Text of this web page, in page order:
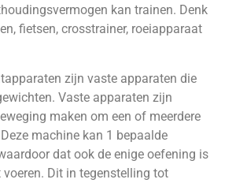
kan trainen. Denk
fietsen, crosstrainer, roeiapparaat
zijn vaste apparaten die
Vaste apparaten zijn
maken om een of meerdere
machine kan 1 bepaalde
dat ook de enige oefening is
Dit in tegenstelling tot